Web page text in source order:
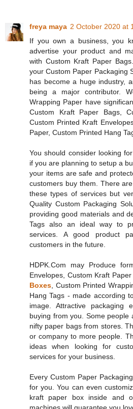
freya maya 2 October 2020 at
If you own a business, you
advertise your product and
with Custom Kraft Paper
your Custom Paper Packaging
has become a huge industry,
being a major contributor.
Wrapping Paper have
Custom Kraft Paper Bags,
Custom Printed Kraft
Paper, Custom Printed Hang
You should consider looking
if you are planning to setup a
your items are safe and
customers buy them. There
these types of services but
Quality Custom Packaging
providing good materials and
Tags also an ideal way to
services. A good product
customers in the future.
HDPK.Com may Produce
Envelopes, Custom Kraft Paper
Boxes , Custom Printed
Hang Tags - made according
image. Attractive packaging
buying from you. Some
nifty paper bags from stores.
or company to more people.
ideas when looking for
services for your business.
Every Custom Paper
for you. You can even
kraft paper box inside and